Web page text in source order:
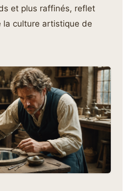
et plus raffinés, reflet
la culture artistique de